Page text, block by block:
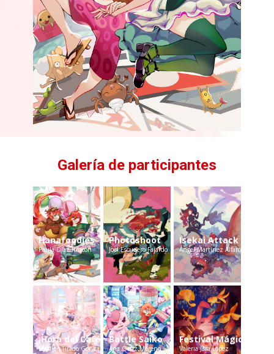
Galería de participantes
Hanafoodies
Paula Díaz Rincón
Photoshoot
Joel Escudero Fajardo
Isekai Attack
Ángel Martínez Alfaro
¡Hora del Café!
Matilde Tirado Gonzalez
Battle Saiko
Ana Ortiz Moreno
Festival Mágico
Valeria Jara López